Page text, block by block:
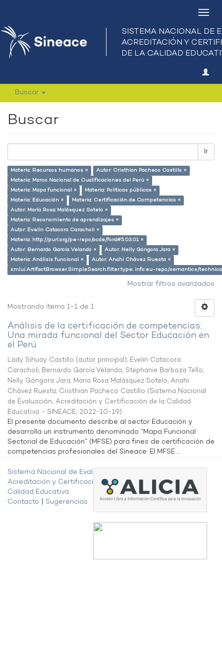
Buscar
Buscar
Ir
Materia: Recursos humanos ×
Autor: Cristhian Pacheco Castillo ×
Materia: Marco Nacional de Cualificaciones del Perú ×
Materia: Mapa funcional ×
Materia: Políticas públicas ×
Materia: Educación ×
Materia: Certificación de Competencias ×
Autor: María Rosa Malásquez Sotelo ×
Materia: Reconomiento de aprendizajes ×
Autor: Evelin Catacora Caracholi ×
Materia: http://purl.org/pe-repo/ocde/ford#5.03.01 ×
Autor: Bernardo García Velando ×
Autor: Nelly Góngora Jara ×
Materia: Análisis funcional ×
Autor: Anahí Chávez Ruesta ×
xmlui.ArtifactBrowser.SimpleSearch.filter.type: info:eu-repo/semantics/
Mostrar filtros avanzados
Mostrando ítems 1-1 de 1
Análisis de la certificación de competencias:
Una mirada funcional del Sector Educación en
el Perú
Lady Sihuay Castillo (autor principal); Evelin Catacora
Caracholi; Bernardo García Velando; Stephanie Barboza Tello;
Nelly Góngora Jara; María Rosa Malásquez Sotelo; Anahí
Chávez Ruesta; Cristhian Pacheco Castillo (Sistema Nacional
de Evaluación, Acreditación y Certificación de la Calidad
Educativa - SINEACE, 2022-10-19)
El presente documento describe al sector Educación y
desarrolla un instrumento denominado “Mapa Funcional
Sectorial de Educación” (MFSE) para fines de certificación de
competencias profesionales del Sineace. El MFSE ...
Sistema Nacional de Evaluación,
Acreditación y Certificación de la
Calidad Educativa
Contacto
Sugerencias